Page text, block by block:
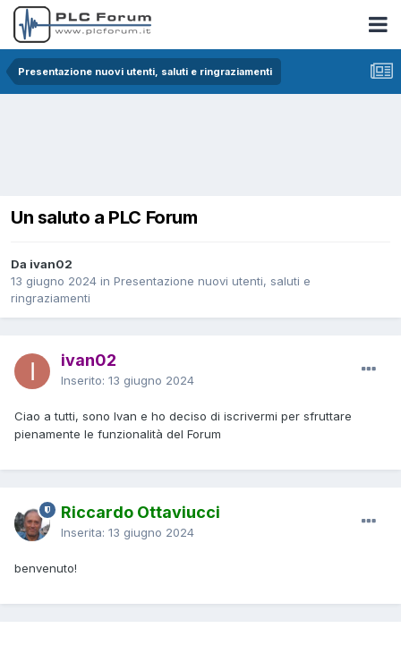
Presentazione nuovi utenti, saluti e ringraziamenti
Un saluto a PLC Forum
Da ivan02
13 giugno 2024 in Presentazione nuovi utenti, saluti e
ringraziamenti
ivan02
Inserito: 13 giugno 2024
Ciao a tutti, sono Ivan e ho deciso di iscrivermi per sfruttare
pienamente le funzionalità del Forum
Riccardo Ottaviucci
Inserita: 13 giugno 2024
benvenuto!